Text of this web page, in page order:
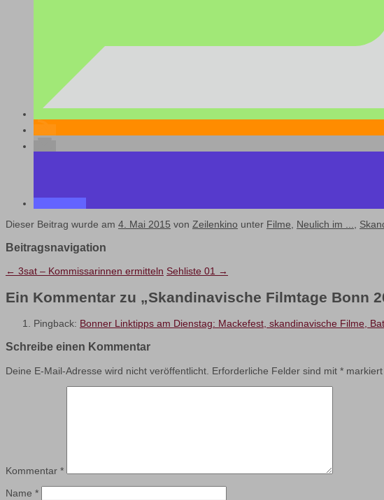
Dieser Beitrag wurde am 4. Mai 2015 von Zeilenkino unter Filme Neulich im ...
Beitragsnavigation
← 3sat – Kommissarinnen ermitteln Sehliste 01 →
Ein Kommentar zu „Skandinavische Filmtage Bonn
Pingback: Bonner Linktipps am Dienstag: Mackefest, skandinavische Filme,
Schreibe einen Kommentar
Deine E-Mail-Adresse wird nicht veröffentlicht. Erforderliche Felder sind mit * markiert
Kommentar *
Name *